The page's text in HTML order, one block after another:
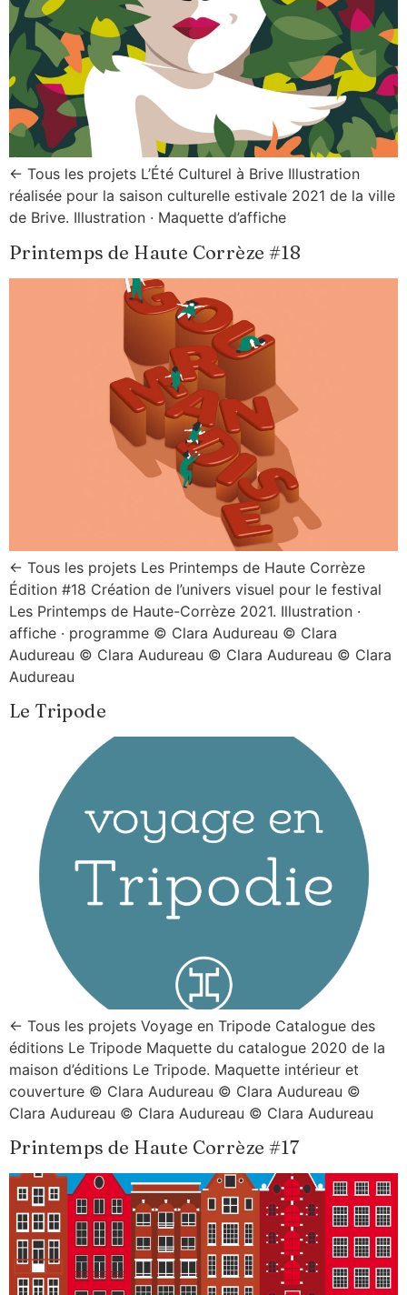
← Tous les projets L’Été Culturel à Brive Illustration
réalisée pour la saison culturelle estivale 2021 de la ville
de Brive. Illustration · Maquette d’affiche
Printemps de Haute Corrèze #18
← Tous les projets Les Printemps de Haute Corrèze
Édition #18 Création de l’univers visuel pour le festival
Les Printemps de Haute-Corrèze 2021. Illustration ·
affiche · programme © Clara Audureau © Clara
Audureau © Clara Audureau © Clara Audureau © Clara
Audureau
Le Tripode
← Tous les projets Voyage en Tripode Catalogue des
éditions Le Tripode Maquette du catalogue 2020 de la
maison d’éditions Le Tripode. Maquette intérieur et
couverture © Clara Audureau © Clara Audureau ©
Clara Audureau © Clara Audureau © Clara Audureau
Printemps de Haute Corrèze #17